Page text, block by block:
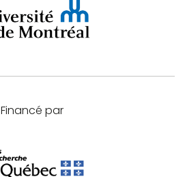
Financé par